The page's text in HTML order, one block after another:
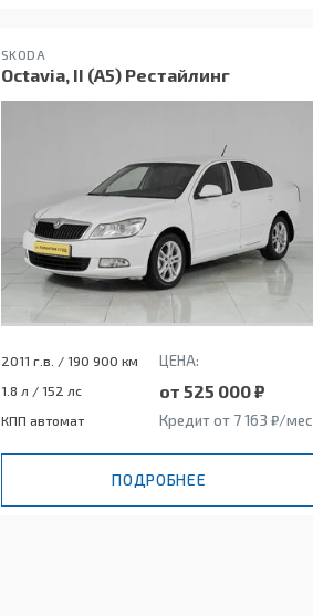
SKODA
Octavia, II (A5) Рестайлинг
2011 г.в. / 190 900 км ЦЕНА:
1.8 л / 152 лс от 525 000 ₽
КПП автомат Кредит от 7 163 ₽/мес
ПОДРОБНЕЕ